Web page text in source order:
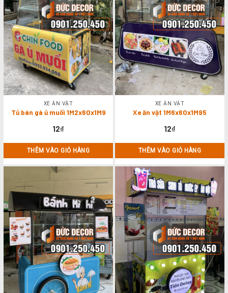
XE ĂN VẶT
Tủ bán gà ủ muối 1M2x60x1M9
12₫
THÊM VÀO GIỎ HÀNG
XE ĂN VẶT
Xe ăn vặt 1M6x60x1M95
12₫
THÊM VÀO GIỎ HÀNG